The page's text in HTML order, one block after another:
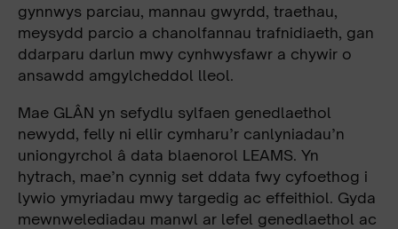
gynnwys parciau, mannau gwyrdd, traethau,
meysydd parcio a chanolfannau trafnidiaeth, gan
ddarparu darlun mwy cynhwysfawr a chywir o
ansawdd amgylcheddol lleol.
Mae GLÂN yn sefydlu sylfaen genedlaethol
newydd, felly ni ellir cymharu’r canlyniadau’n
uniongyrchol â data blaenorol LEAMS. Yn
hytrach, mae’n cynnig set ddata fwy cyfoethog i
lywio ymyriadau mwy targedig ac effeithiol. Gyda
mewnwelediadau manwl ar lefel genedlaethol ac